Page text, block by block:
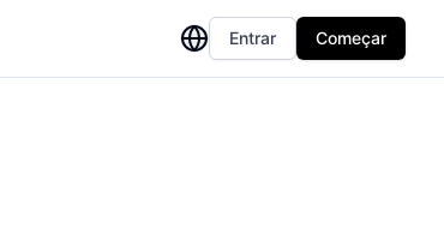
Entrar Começar